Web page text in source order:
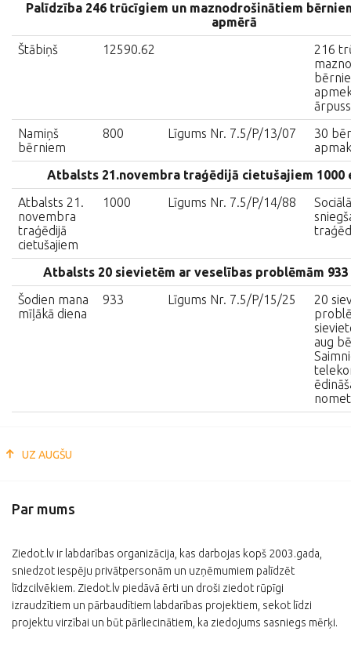
Palīdzība 246 trūcīgiem un maznodrošinātiem
apmērā
Štābiņš
12590.62
216
Namiņš
bērniem
800 Līgums Nr. 7.5/P/13/07
30
Atbalsts 21.novembra traģēdijā cietušajiem 1000
Atbalsts 21.
novembra
traģēdijā
cietušajiem
1000 Līgums Nr. 7.5/P/14/88
Atbalsts 20 sievietēm ar veselības problēmām
Šodien mana
mīļākā diena
933 Līgums Nr. 7.5/P/15/25
20
aug
UZ AUGŠU
Par mums
Ziedot.lv ir labdarības organizācija, kas darbojas kopš 2003.gada,
sniedzot iespēju privātpersonām un uzņēmumiem palīdzēt
līdzcilvēkiem. Ziedot.lv piedāvā ērti un droši ziedot rūpīgi
izraudzītiem un pārbaudītiem labdarības projektiem, sekot līdzi
projektu virzībai un būt pārliecinātiem, ka ziedojums sasniegs mērķi.